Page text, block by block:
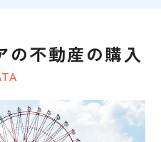
の不動産の購入